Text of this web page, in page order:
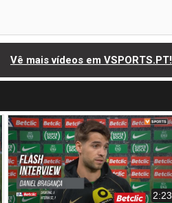
Vê mais vídeos em VSPORTS.PT!
2:23